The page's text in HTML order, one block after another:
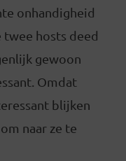
onhandigheid
twee hosts deed
gewoon
Omdat
blijken
naar ze te